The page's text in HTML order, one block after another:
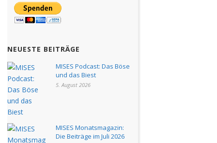
NEUESTE BEITRÄGE
MISES Podcast: Das Böse
und das Biest
5. August 2026
MISES Monatsmagazin:
Die Beiträge im Juli 2026